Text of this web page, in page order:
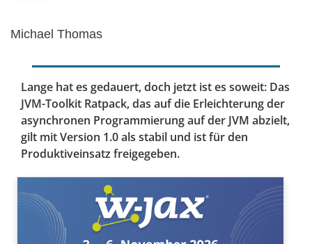
Michael Thomas
Lange hat es gedauert, doch jetzt ist es soweit: Das
JVM-Toolkit Ratpack, das auf die Erleichterung der
asynchronen Programmierung auf der JVM abzielt,
gilt mit Version 1.0 als stabil und ist für den
Produktiveinsatz freigegeben.